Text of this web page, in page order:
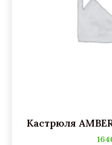
Кастрюля